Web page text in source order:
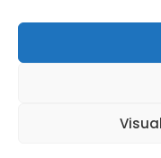
Calvo Maria Group di
Copyright © 2023
& Cyber